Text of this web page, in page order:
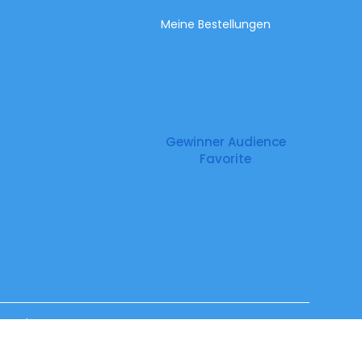
Meine Bestellungen
Gewinner Audience
Favorite
Impressum